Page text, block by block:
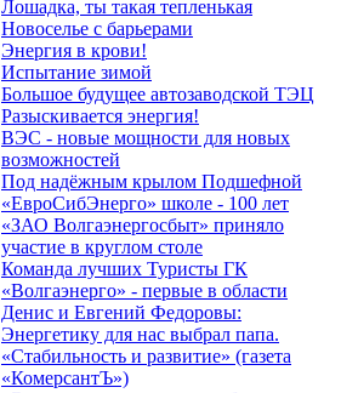
Лошадка, ты такая тепленькая
Новоселье с барьерами
Энергия в крови!
Испытание зимой
Большое будущее автозаводской ТЭЦ
Разыскивается энергия!
ВЭС - новые мощности для новых
возможностей
Под надёжным крылом Подшефной
«ЕвроСибЭнерго» школе - 100 лет
«ЗАО Волгаэнергосбыт» приняло
участие в круглом столе
Команда лучших Туристы ГК
«Волгаэнерго» - первые в области
Денис и Евгений Федоровы:
Энергетику для нас выбрал папа.
«Стабильность и развитие» (газета
«КомерсантЪ»)